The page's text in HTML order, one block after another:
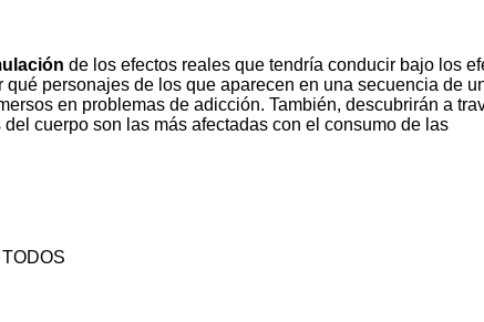
de los efectos reales que tendría conducir bajo los
personajes de los que aparecen en una secuencia de
en problemas de adicción. También, descubrirán a
del cuerpo son las más afectadas con el consumo de las